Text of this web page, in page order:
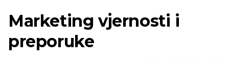
Marketing vjernosti i
preporuke